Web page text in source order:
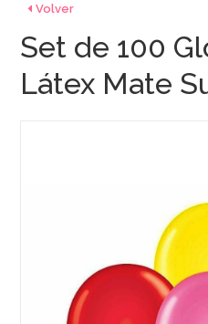
Volver
Set de 100
Látex Mate